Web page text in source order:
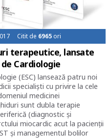
Citit de 6965 ori
terapeutice, lansate
Cardiologie
(ESC) lansează patru noi
specialiști cu privire la cele
medicinei
sunt dubla terapie
(diagnostic și
miocardic acut la pacienții
și managementul bolilor